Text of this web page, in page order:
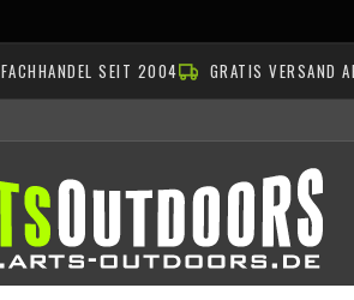
FACHHANDEL SEIT 2004 GRATIS VERSAND